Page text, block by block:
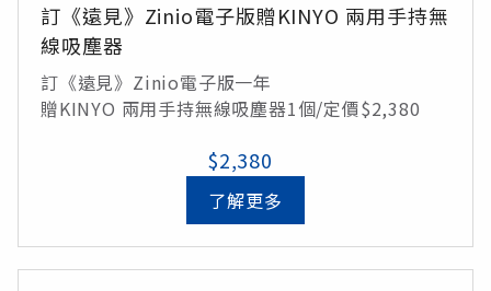
訂《遠見》Zinio電子版贈KINYO 兩用手持無
線吸塵器
訂《遠見》Zinio電子版一年
贈KINYO 兩用手持無線吸塵器1個/定價$2,380
$2,380
了解更多